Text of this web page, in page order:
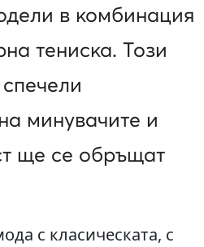
в комбинация
тениска. Този
минувачите и
ще се обръщат
с класическата, с